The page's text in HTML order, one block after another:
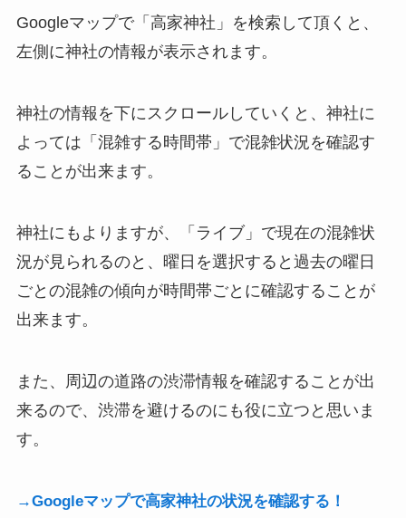
Googleマップで「高家神社」を検索して頂くと、
左側に神社の情報が表示されます。
神社の情報を下にスクロールしていくと、神社に
よっては「混雑する時間帯」で混雑状況を確認す
ることが出来ます。
神社にもよりますが、「ライブ」で現在の混雑状
況が見られるのと、曜日を選択すると過去の曜日
ごとの混雑の傾向が時間帯ごとに確認することが
出来ます。
また、周辺の道路の渋滞情報を確認することが出
来るので、渋滞を避けるのにも役に立つと思いま
す。
→Googleマップで高家神社の状況を確認する！